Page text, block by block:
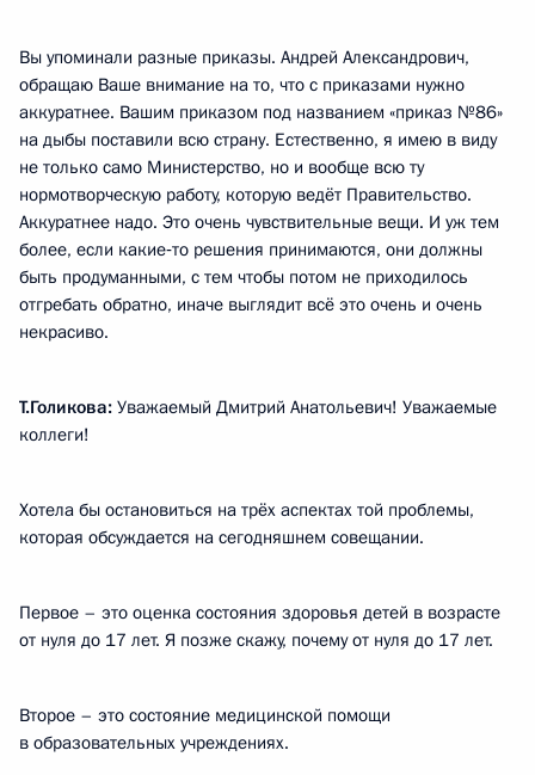
Вы упоминали разные приказы. Андрей Александрович,
обращаю Ваше внимание на то, что с приказами нужно
аккуратнее. Вашим приказом под названием «приказ №86»
на дыбы поставили всю страну. Естественно, я имею в виду
не только само Министерство, но и вообще всю ту
нормотворческую работу, которую ведёт Правительство.
Аккуратнее надо. Это очень чувствительные вещи. И уж тем
более, если какие‑то решения принимаются, они должны
быть продуманными, с тем чтобы потом не приходилось
отгребать обратно, иначе выглядит всё это очень и очень
некрасиво.
Т.Голикова: Уважаемый Дмитрий Анатольевич! Уважаемые
коллеги!
Хотела бы остановиться на трёх аспектах той проблемы,
которая обсуждается на сегодняшнем совещании.
Первое – это оценка состояния здоровья детей в возрасте
от нуля до 17 лет. Я позже скажу, почему от нуля до 17 лет.
Второе – это состояние медицинской помощи
в образовательных учреждениях.